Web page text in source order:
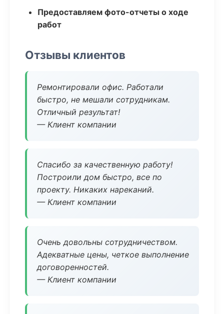
Предоставляем фото-отчеты о ходе
работ
Отзывы клиентов
Ремонтировали офис. Работали
быстро, не мешали сотрудникам.
Отличный результат!
— Клиент компании
Спасибо за качественную работу!
Построили дом быстро, все по
проекту. Никаких нареканий.
— Клиент компании
Очень довольны сотрудничеством.
Адекватные цены, четкое выполнение
договоренностей.
— Клиент компании